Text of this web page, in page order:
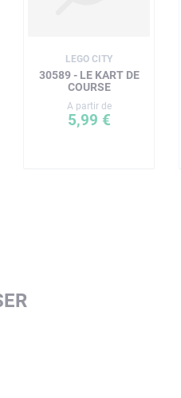
LEGO CITY
30589 - LE KART DE
COURSE
A partir de
5,99 €